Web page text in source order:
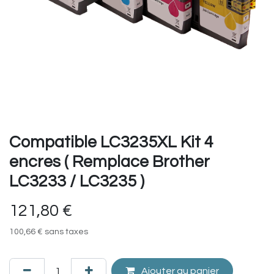
Compatible LC3235XL Kit 4
encres ( Remplace Brother
LC3233 / LC3235 )
121,80 €
100,66 € sans taxes
Ajouter au panier